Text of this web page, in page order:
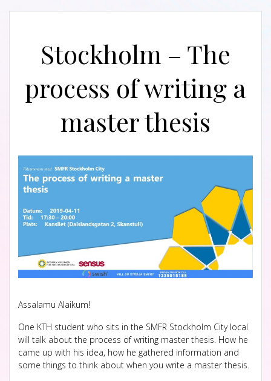
Stockholm – The
process of writing a
master thesis
Assalamu Alaikum!
One KTH student who sits in the SMFR Stockholm City local
will talk about the process of writing master thesis. How he
came up with his idea, how he gathered information and
some things to think about when you write a master thesis.